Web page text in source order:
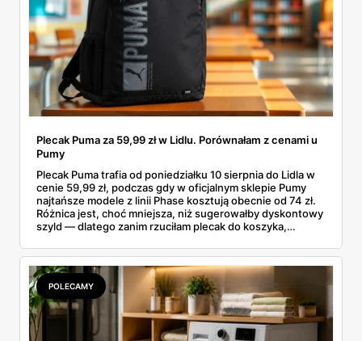
Plecak Puma za 59,99 zł w Lidlu. Porównałam z cenami u
Pumy
Plecak Puma trafia od poniedziałku 10 sierpnia do Lidla w
cenie 59,99 zł, podczas gdy w oficjalnym sklepie Pumy
najtańsze modele z linii Phase kosztują obecnie od 74 zł.
Różnica jest, choć mniejsza, niż sugerowałby dyskontowy
szyld — dlatego zanim rzuciłam plecak do koszyka,
rozpiska: co dokładnie sprzedaje Lidl, ile kosztują
odpowiedniki u producenta i komu ten zakup naprawdę
się opłaci.
POLECAMY